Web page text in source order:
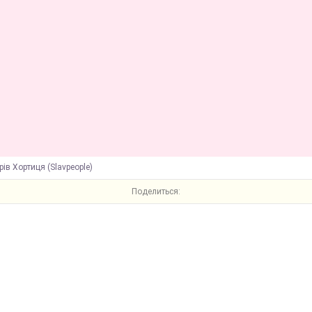
Хортиця (Slavpeople)
Поделиться: